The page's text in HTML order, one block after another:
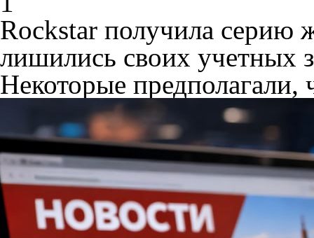
Rockstar получила серию
лишились своих учетных
Некоторые предполагали,